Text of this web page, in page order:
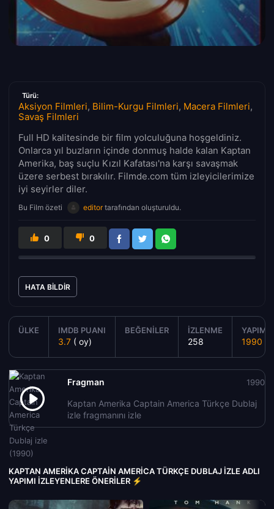
Türü:
Aksiyon Filmleri, Bilim-Kurgu Filmleri, Macera Filmleri,
Savaş Filmleri
Full HD kalitesinde bir film yolculuğuna hoşgeldiniz.
Onlarca yıl buzların içinde donmuş halde kalan Kaptan
Amerika, baş suçlu Kızıl Kafatası'na karşı savaşmak
üzere serbest bırakılır. Filmde.com tüm izleyicilerimize
iyi seyirler diler.
Bu Film özeti editortarafından oluşturuldu.
0 0
HATA BILDIR
ÜLKE IMDB PUANI
3.7 ( oy)
BEĞENILER İZLENME
258
YAPIM
1990
Fragman
Kaptan Amerika Captain America Türkçe Dublaj
izle fragmanını izle
1990
KAPTAN AMERIKA CAPTAIN AMERICA TÜRKÇE DUBLAJ IZLE ADLI
YAPIMI İZLEYENLERE ÖNERILER ⚡